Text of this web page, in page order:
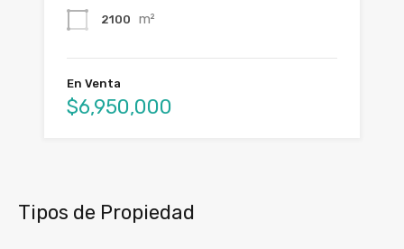
2100 m²
En Venta
$6,950,000
Tipos de Propiedad